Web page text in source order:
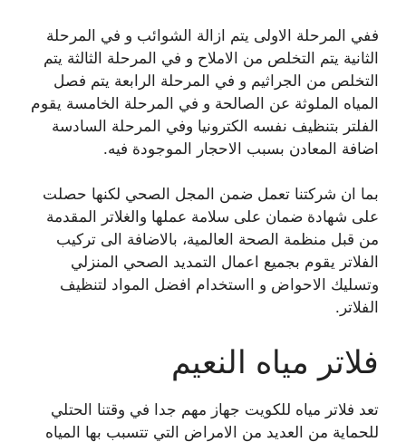
ففي المرحلة الاولى يتم ازالة الشوائب و في المرحلة
الثانية يتم التخلص من الاملاح و في المرحلة الثالثة يتم
التخلص من الجراثيم و في المرحلة الرابعة يتم فصل
المياه الملوثة عن الصالحة و في المرحلة الخامسة يقوم
الفلتر بتنظيف نفسه الكترونيا وفي المرحلة السادسة
اضافة المعادن بسبب الاحجار الموجودة فيه.
بما ان شركتنا تعمل ضمن المجل الصحي لكنها حصلت
على شهادة ضمان على سلامة عملها والغلاتر المقدمة
من قبل منظمة الصحة العالمية، بالاضافة الى تركيب
الفلاتر يقوم بجميع اعمال التمديد الصحي المنزلي
وتسليك الاحواض و ااستخدام افضل المواد لتنظيف
الفلاتر.
فلاتر مياه النعيم
تعد فلاتر مياه للكويت جهاز مهم جدا في وقتنا الحتلي
للحماية من العديد من الامراض التي تتسبب بها المياه